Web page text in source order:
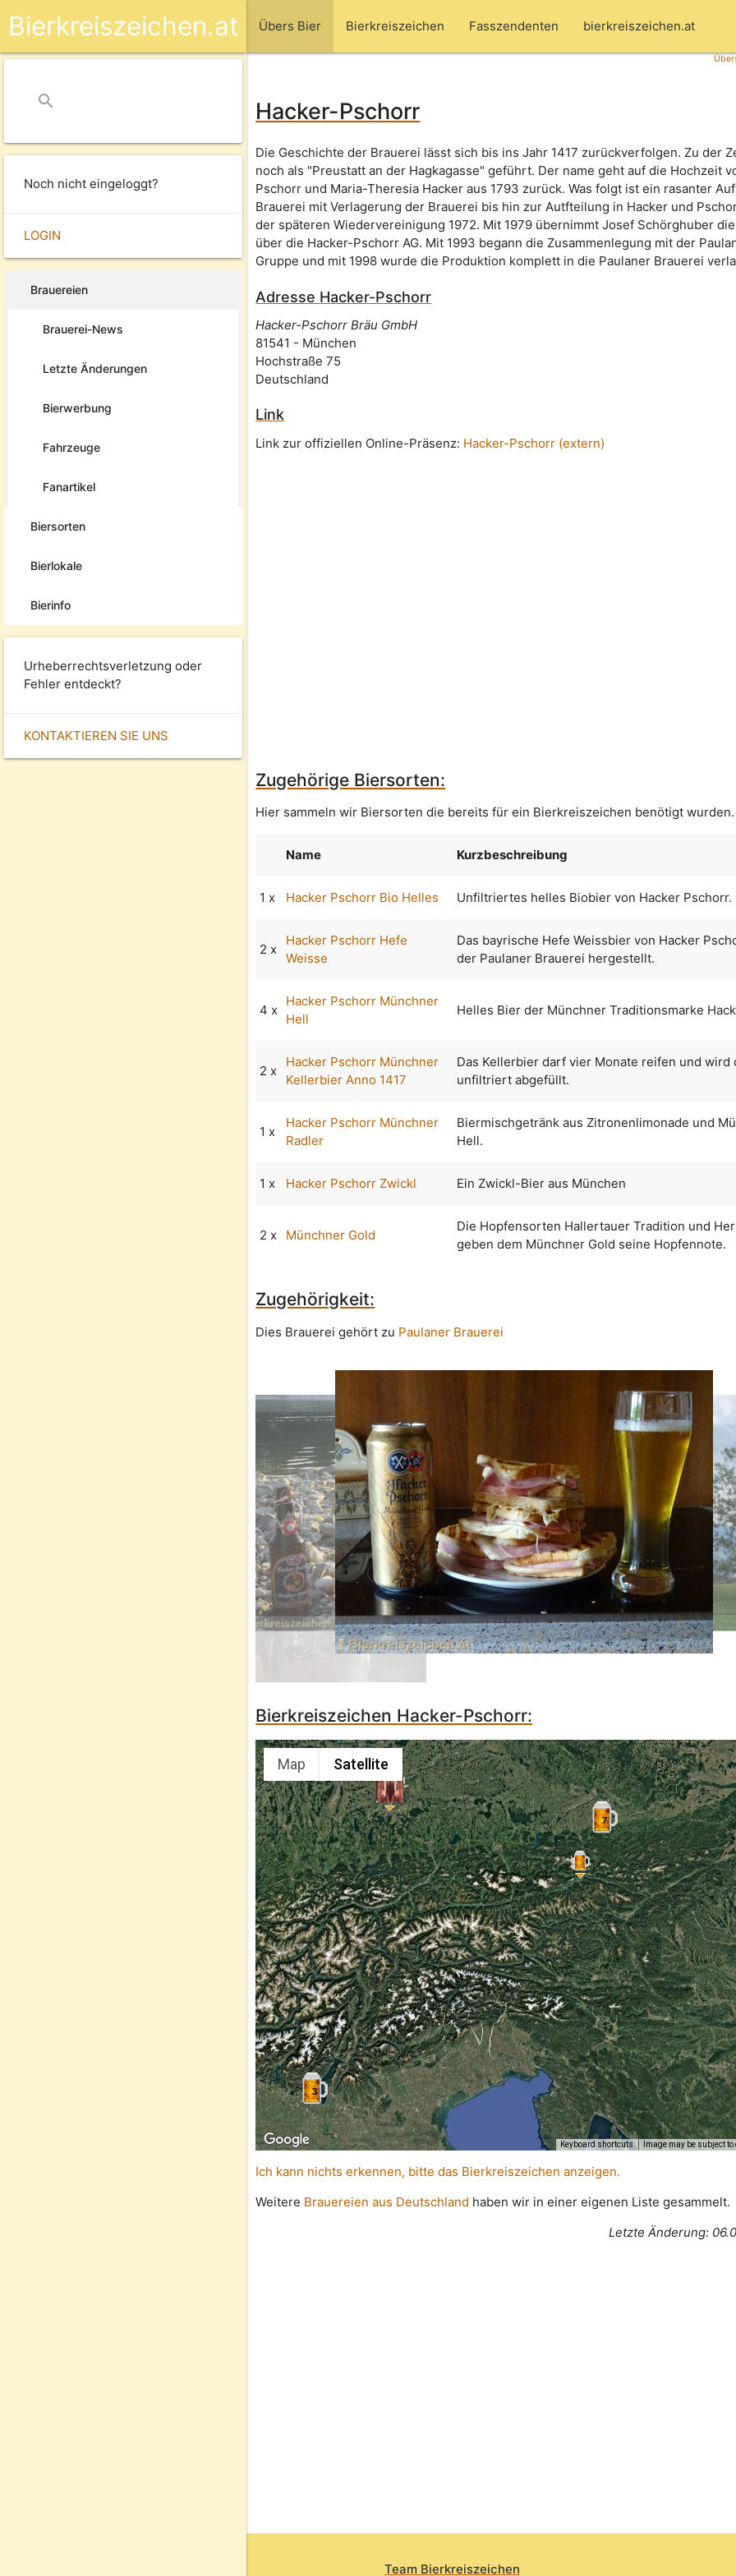
Übers Bier Bierkreiszeichen Fasszendenten bierkreiszeichen.at
Bierkreiszeichen.at
search
Noch nicht eingeloggt?
LOGIN
Brauereien
Brauerei-News
Letzte Änderungen
Bierwerbung
Fahrzeuge
Fanartikel
Biersorten
Bierlokale
Bierinfo
Urheberrechtsverletzung oder
Fehler entdeckt?
KONTAKTIEREN SIE UNS
Hacker-Pschorr
Die Geschichte der Brauerei lässt sich bis ins Jahr 1417 zurückverfolgen. Zu der
noch als "Preustatt an der Hagkagasse" geführt. Der name geht auf die Hochzeit
Pschorr und Maria-Theresia Hacker aus 1793 zurück. Was folgt ist ein rasanter
Brauerei mit Verlagerung der Brauerei bis hin zur Autfteilung in Hacker und
der späteren Wiedervereinigung 1972. Mit 1979 übernimmt Josef Schörghuber
über die Hacker-Pschorr AG. Mit 1993 begann die Zusammenlegung mit der
Gruppe und mit 1998 wurde die Produktion komplett in die Paulaner Brauerei
Adresse Hacker-Pschorr
Hacker-Pschorr Bräu GmbH
81541 - München
Hochstraße 75
Deutschland
Link
Link zur offiziellen Online-Präsenz: Hacker-Pschorr (extern)
Zugehörige Biersorten:
Hier sammeln wir Biersorten die bereits für ein Bierkreiszeichen benötigt wurden.
Name Kurzbeschreibung
1 x Hacker Pschorr Bio Helles Unfiltriertes helles Biobier von Hacker Pschorr.
2 x
Hacker Pschorr Hefe
Weisse
Das bayrische Hefe Weissbier von Hacker
der Paulaner Brauerei hergestellt.
4 x
Hacker Pschorr Münchner
Hell
Helles Bier der Münchner Traditionsmarke
2 x
Hacker Pschorr Münchner
Kellerbier Anno 1417
Das Kellerbier darf vier Monate reifen und wird
unfiltriert abgefüllt.
1 x
Hacker Pschorr Münchner
Radler
Biermischgetränk aus Zitronenlimonade und
Hell.
1 x Hacker Pschorr Zwickl Ein Zwickl-Bier aus München
2 x Münchner Gold
Die Hopfensorten Hallertauer Tradition und
geben dem Münchner Gold seine Hopfennote.
Zugehörigkeit:
Dies Brauerei gehört zu Paulaner Brauerei
Bierkreiszeichen Hacker-Pschorr:
3
7
Map Satellite
Keyboard shortcuts Image may be subject
Ich kann nichts erkennen, bitte das Bierkreiszeichen anzeigen.
Weitere Brauereien aus Deutschland haben wir in einer eigenen Liste gesammelt.
Letzte Änderung:
Team Bierkreiszeichen